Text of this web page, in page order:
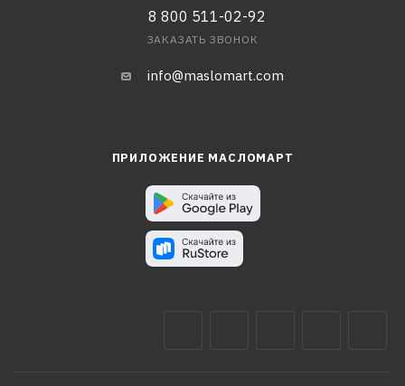
8 800 511-02-92
ЗАКАЗАТЬ ЗВОНОК
info@maslomart.com
ПРИЛОЖЕНИЕ МАСЛОМАРТ